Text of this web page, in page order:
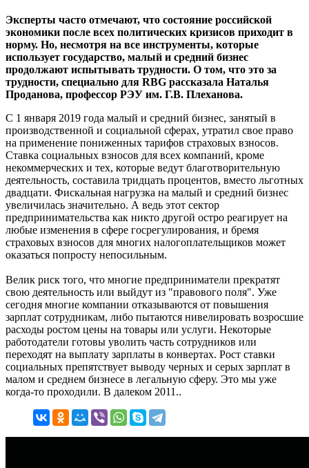
Эксперты часто отмечают, что состояние российской
экономики после всех политических кризисов приходит в
норму. Но, несмотря на все инструменты, которые
использует государство, малый и средний бизнес
продолжают испытывать трудности. О том, что это за
трудности, специально для RBG рассказала Наталья
Проданова, профессор РЭУ им. Г.В. Плеханова.
С 1 января 2019 года малый и средний бизнес, занятый в
производственной и социальной сферах, утратил свое право
на применение пониженных тарифов страховых взносов.
Ставка социальных взносов для всех компаний, кроме
некоммерческих и тех, которые ведут благотворительную
деятельность, составила тридцать процентов, вместо льготных
двадцати. Фискальная нагрузка на малый и средний бизнес
увеличилась значительно. А ведь этот сектор
предпринимательства как никто другой остро реагирует на
любые изменения в сфере госрегулирования, и бремя
страховых взносов для многих налогоплательщиков может
оказаться попросту непосильным.
Велик риск того, что многие предприниматели прекратят
свою деятельность или выйдут из "правового поля". Уже
сегодня многие компании отказываются от повышения
зарплат сотрудникам, либо пытаются нивелировать возросшие
расходы ростом цены на товары или услуги. Некоторые
работодатели готовы уволить часть сотрудников или
переходят на выплату зарплаты в конвертах. Рост ставки
социальных препятствует выводу черных и серых зарплат в
малом и среднем бизнесе в легальную сферу. Это мы уже
когда-то проходили. В далеком 2011..